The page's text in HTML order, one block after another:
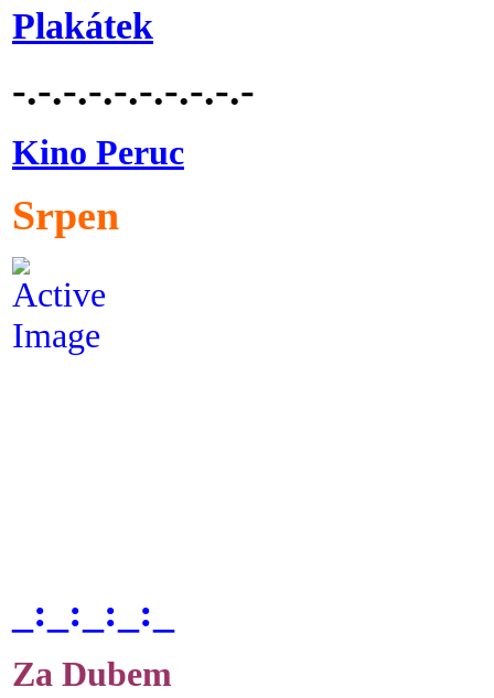
Plakátek
-.-.-.-.-.-.-.-.-.-
Kino Peruc
Srpen
_:_:_:_:_
Za Dubem